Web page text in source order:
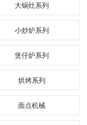
大锅灶系列
小炒炉系列
煲仔炉系列
烘烤系列
面点机械